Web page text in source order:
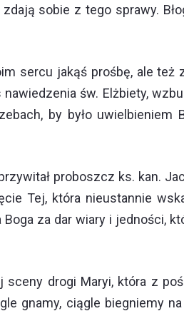
sobie z tego sprawy.
sercu jakąś prośbę, ale
św. Elżbiety,
by było
proboszcz ks. kan.
Tej, która nieustannie
za dar wiary i jedności,
drogi Maryi, która z
gnamy, ciągle biegniemy